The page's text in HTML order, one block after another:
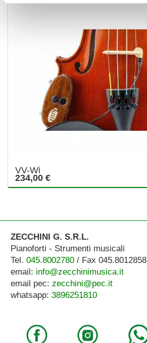
VV-Wi
234,00 €
ZECCHINI G. S.R.L.
Pianoforti - Strumenti musicali
Tel. 045.8002780/ Fax 045.8012858
email: info@zecchinimusica.it
email pec: zecchini@pec.it
whatsapp: 3896251810